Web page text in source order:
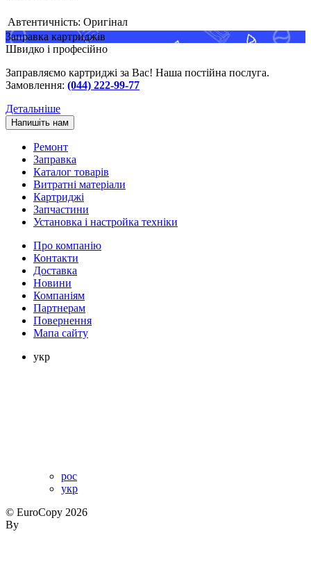
Автентичність: Оригінал
Заправка картриджів
Швидко і професійно
Заправляємо картриджі за Вас! Наша постійна послуга.
Замовлення: (044) 222-99-77
Детальніше
Напишіть нам
Ремонт
Заправка
Каталог товарів
Витратні матеріали
Картриджі
Запчастини
Установка і настройка техніки
Про компанію
Контакти
Доставка
Новини
Компаніям
Партнерам
Повернення
Мапа сайту
укр
рос
укр
© EuroCopy 2026
By